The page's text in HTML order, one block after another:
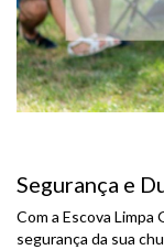
Segurança e
Com a Escova Limpa
segurança da sua